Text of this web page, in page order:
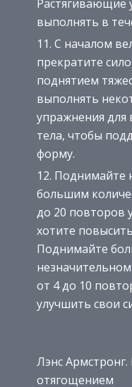
Растягивающие
выполнять в
С началом
прекратите
поднятием
выполнять
упражнения для
тела, чтобы
форму.
Поднимайте
большим
до 20 повторов
хотите
Поднимайте
от 4 до 10
улучшить свои
Лэнс
отягощением